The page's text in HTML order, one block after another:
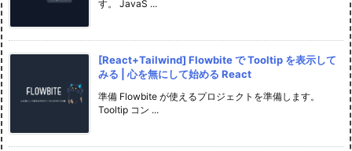
す。 JavaS ...
[React+Tailwind] Flowbite で Tooltip を表示して
みる | 心を無にして始める React
準備 Flowbite が使えるプロジェクトを準備します。
Tooltip コン ...